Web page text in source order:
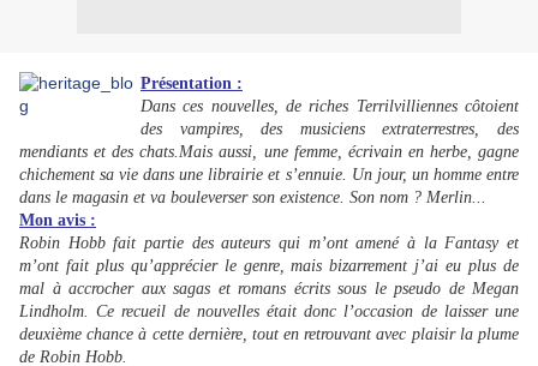
Présentation :
Dans ces nouvelles, de riches Terrilvilliennes côtoient
des vampires, des musiciens extraterrestres, des
mendiants et des chats.Mais aussi, une femme, écrivain en herbe, gagne
chichement sa vie dans une librairie et s’ennuie. Un jour, un homme entre
dans le magasin et va bouleverser son existence. Son nom ? Merlin...
Mon avis :
Robin Hobb fait partie des auteurs qui m’ont amené à la Fantasy et
m’ont fait plus qu’apprécier le genre, mais bizarrement j’ai eu plus de
mal à accrocher aux sagas et romans écrits sous le pseudo de Megan
Lindholm. Ce recueil de nouvelles était donc l’occasion de laisser une
deuxième chance à cette dernière, tout en retrouvant avec plaisir la plume
de Robin Hobb.